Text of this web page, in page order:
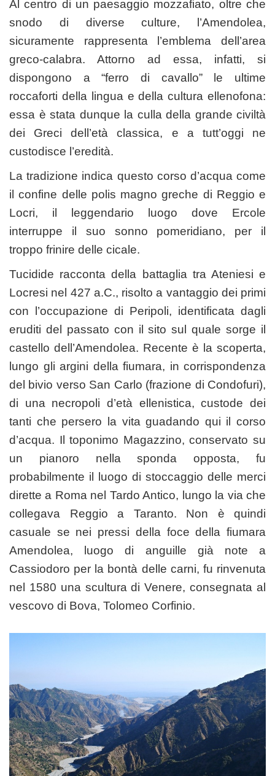
Al centro di un paesaggio mozzafiato, oltre che
snodo di diverse culture, l’Amendolea,
sicuramente rappresenta l’emblema dell’area
greco-calabra. Attorno ad essa, infatti, si
dispongono a “ferro di cavallo” le ultime
roccaforti della lingua e della cultura ellenofona:
essa è stata dunque la culla della grande civiltà
dei Greci dell’età classica, e a tutt’oggi ne
custodisce l’eredità.
La tradizione indica questo corso d’acqua come
il confine delle polis magno greche di Reggio e
Locri, il leggendario luogo dove Ercole
interruppe il suo sonno pomeridiano, per il
troppo frinire delle cicale.
Tucidide racconta della battaglia tra Ateniesi e
Locresi nel 427 a.C., risolto a vantaggio dei primi
con l’occupazione di Peripoli, identificata dagli
eruditi del passato con il sito sul quale sorge il
castello dell’Amendolea. Recente è la scoperta,
lungo gli argini della fiumara, in corrispondenza
del bivio verso San Carlo (frazione di Condofuri),
di una necropoli d’età ellenistica, custode dei
tanti che persero la vita guadando qui il corso
d’acqua. Il toponimo Magazzino, conservato su
un pianoro nella sponda opposta, fu
probabilmente il luogo di stoccaggio delle merci
dirette a Roma nel Tardo Antico, lungo la via che
collegava Reggio a Taranto. Non è quindi
casuale se nei pressi della foce della fiumara
Amendolea, luogo di anguille già note a
Cassiodoro per la bontà delle carni, fu rinvenuta
nel 1580 una scultura di Venere, consegnata al
vescovo di Bova, Tolomeo Corfinio.